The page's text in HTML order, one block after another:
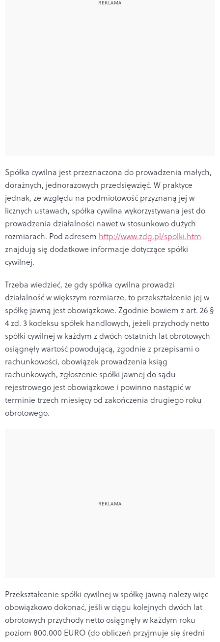
Spółka cywilna jest przeznaczona do prowadzenia małych,
doraźnych, jednorazowych przedsięwzięć. W praktyce
jednak, ze względu na podmiotowość przyznaną jej w
licznych ustawach, spółka cywilna wykorzystywana jest do
prowadzenia działalności nawet w stosunkowo dużych
rozmiarach. Pod adresem http://www.zdg.pl/spolki.htm
znajdują się dodatkowe informacje dotyczące spółki
cywilnej.
Trzeba wiedzieć, że gdy spółka cywilna prowadzi
działalność w większym rozmiarze, to przekształcenie jej w
spółkę jawną jest obowiązkowe. Zgodnie bowiem z art. 26 §
4 zd. 3 kodeksu spółek handlowych, jeżeli przychody netto
spółki cywilnej w każdym z dwóch ostatnich lat obrotowych
osiągnęły wartość powodującą, zgodnie z przepisami o
rachunkowości, obowiązek prowadzenia ksiąg
rachunkowych, zgłoszenie spółki jawnej do sądu
rejestrowego jest obowiązkowe i powinno nastąpić w
terminie trzech miesięcy od zakończenia drugiego roku
obrotowego.
Przekształcenie spółki cywilnej w spółkę jawną należy więc
obowiązkowo dokonać, jeśli w ciągu kolejnych dwóch lat
obrotowych przychody netto osiągnęły w każdym roku
poziom 800.000 EURO (do obliczeń przyjmuje się średni